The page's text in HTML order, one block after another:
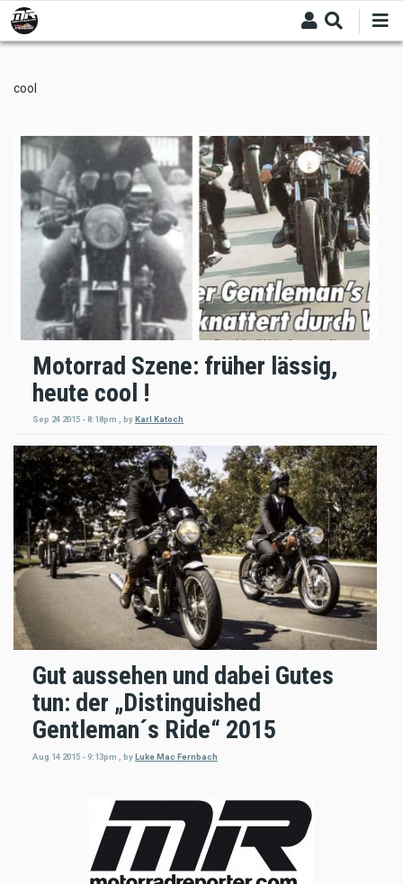
Skip
to
main
cool
Motorrad Szene: früher lässig,
heute cool !
Sep 24 2015 - 8:18pm , by Karl Katoch
Gut aussehen und dabei Gutes
tun: der „Distinguished
Gentleman´s Ride“ 2015
Aug 14 2015 - 9:13pm byLuke Mac Fernbach